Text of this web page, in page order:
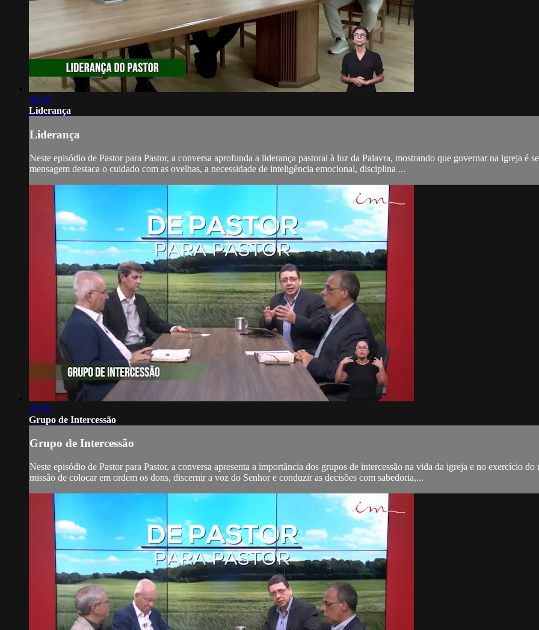
30:43
Liderança
Liderança
Neste episódio de Pastor para Pastor, a conversa aprofunda a liderança pastoral à luz da Palavra, mostrando que governar na igreja
mensagem destaca o cuidado com as ovelhas, a necessidade de inteligência emocional, disciplina ...
29:56
Grupo de Intercessão
Grupo de Intercessão
Neste episódio de Pastor para Pastor, a conversa apresenta a importância dos grupos de intercessão na vida da igreja e no exercício
missão de colocar em ordem os dons, discernir a voz do Senhor e conduzir as decisões com sabedoria,...